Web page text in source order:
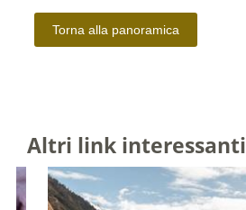
Altri link interessanti